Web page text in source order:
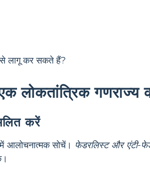
लागू कर सकते हैं?
लोकतांत्रिक गणराज्य
करें
आलोचनात्मक सोचें। फेडरलिस्ट और एंटी-